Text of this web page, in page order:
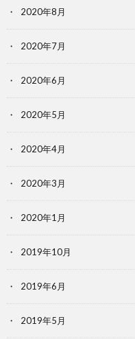
2020年8月
2020年7月
2020年6月
2020年5月
2020年4月
2020年3月
2020年1月
2019年10月
2019年6月
2019年5月